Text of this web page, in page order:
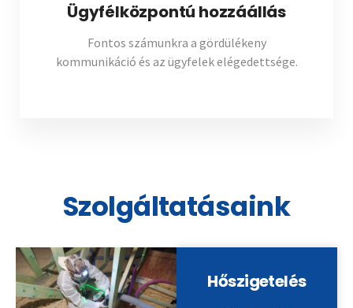
Ügyfélközpontú hozzáállás
Fontos számunkra a gördülékeny
kommunikáció és az ügyfelek elégedettsége.
Szolgáltatásaink
Hőszigetelés